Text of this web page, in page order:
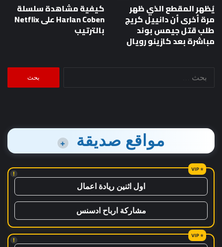
يُظهر المقطع الذي ظهر
مرة أخرى أن دانييل كريج
طلب قتل جيمس بوند
مباشرة بعد كازينو رويال
كيفية مشاهدة سلسلة
Harlan Coben على Netflix
بالترتيب
البحث
مواقع صديقة +
!
اول اثنين ريادة اعمال
مشاركة ارباح ادسنس
!